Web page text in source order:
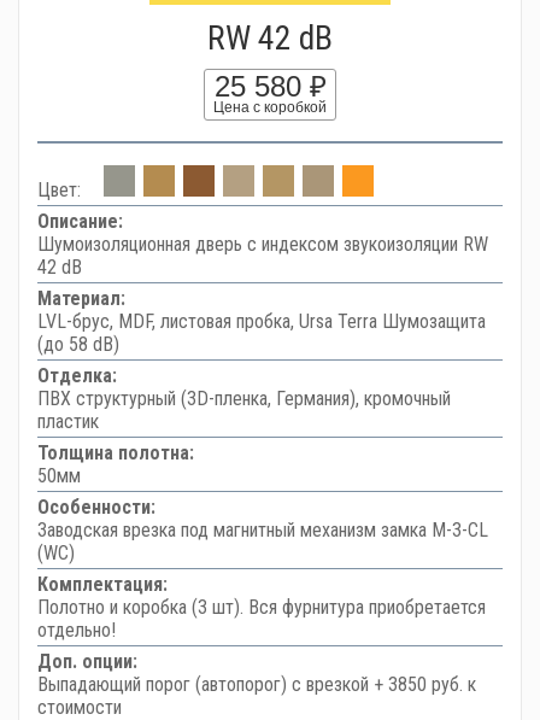
RW 42 dB
25 580 ₽
Цена с коробкой
Цвет:
Описание:
Шумоизоляционная дверь с индексом звукоизоляции RW
42 dB
Материал:
LVL-брус, MDF, листовая пробка, Ursa Terra Шумозащита
(до 58 dB)
Отделка:
ПВХ структурный (3D-пленка, Германия), кромочный
пластик
Толщина полотна:
50мм
Особенности:
Заводская врезка под магнитный механизм замка M-3-CL
(WC)
Комплектация:
Полотно и коробка (3 шт). Вся фурнитура приобретается
отдельно!
Доп. опции:
Выпадающий порог (автопорог) с врезкой + 3850 руб. к
стоимости